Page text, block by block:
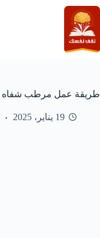
التجاوز
إلى
المحتوى
طريقة عمل مرطب شفاه
19 يناير، 2025